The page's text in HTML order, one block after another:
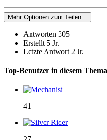
Mehr Optionen zum Teilen...
Antworten 305
Erstellt 5 Jr.
Letzte Antwort 2 Jr.
Top-Benutzer in diesem Thema
41